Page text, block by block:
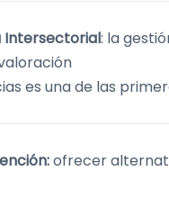
Intersectorial: la
es una de las
ofrecer